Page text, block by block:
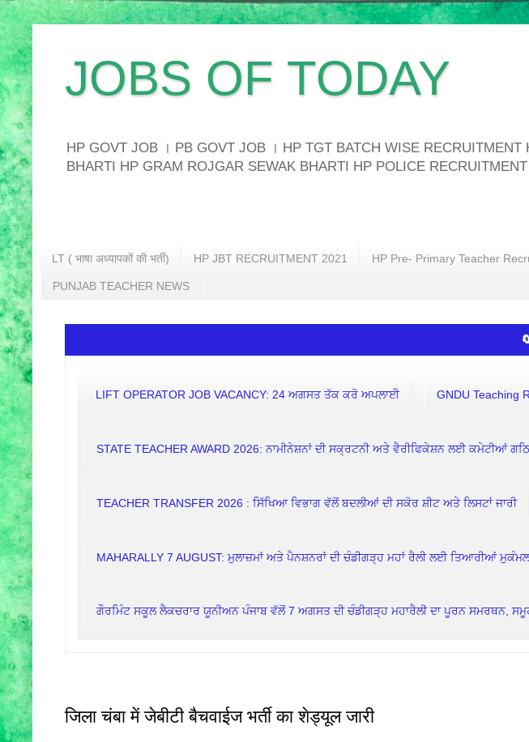
JOBS OF TODAY
HP GOVT JOB । PB GOVT JOB । HP TGT BATCH WISE
BHARTI HP GRAM ROJGAR SEWAK BHARTI HP POLICE RECRUITMENT
LT ( भाषा अध्यापकों की भर्ती) HP JBT RECRUITMENT 2021 HP Pre- Primary Teacher
PUNJAB TEACHER NEWS
LIFT OPERATOR JOB VACANCY: 24 ਅਗਸਤ ਤੱਕ ਕਰੋ ਅਪਲਾਈ GNDU Teaching
STATE TEACHER AWARD 2026: ਨਾਮੀਨੇਸ਼ਨਾਂ ਦੀ ਸਕ੍ਰਟਨੀ ਅਤੇ ਵੈਰੀਫਿਕੇਸ਼ਨ ਲਈ ਕਮੇਟੀਆਂ
TEACHER TRANSFER 2026 : ਸਿੱਖਿਆ ਵਿਭਾਗ ਵੱਲੋਂ ਬਦਲੀਆਂ ਦੀ ਸਕੋਰ ਸ਼ੀਟ ਅਤੇ ਲਿਸਟਾਂ ਜਾਰੀ
MAHARALLY 7 AUGUST: ਮੁਲਾਜ਼ਮਾਂ ਅਤੇ ਪੈਨਸ਼ਨਰਾਂ ਦੀ ਚੰਡੀਗੜ੍ਹ ਮਹਾਂ ਰੈਲੀ ਲਈ ਤਿਆਰੀਆਂ ਮੁਕੰਮਲ
ਗੌਰਮਿੰਟ ਸਕੂਲ ਲੈਕਚਰਾਰ ਯੂਨੀਅਨ ਪੰਜਾਬ ਵੱਲੋਂ 7 ਅਗਸਤ ਦੀ ਚੰਡੀਗੜ੍ਹ ਮਹਾਰੈਲੀ ਦਾ ਪੂਰਨ ਸਮਰਥਨ,
जिला चंबा में जेबीटी बैचवाईज भर्ती का शेड्यूल जारी